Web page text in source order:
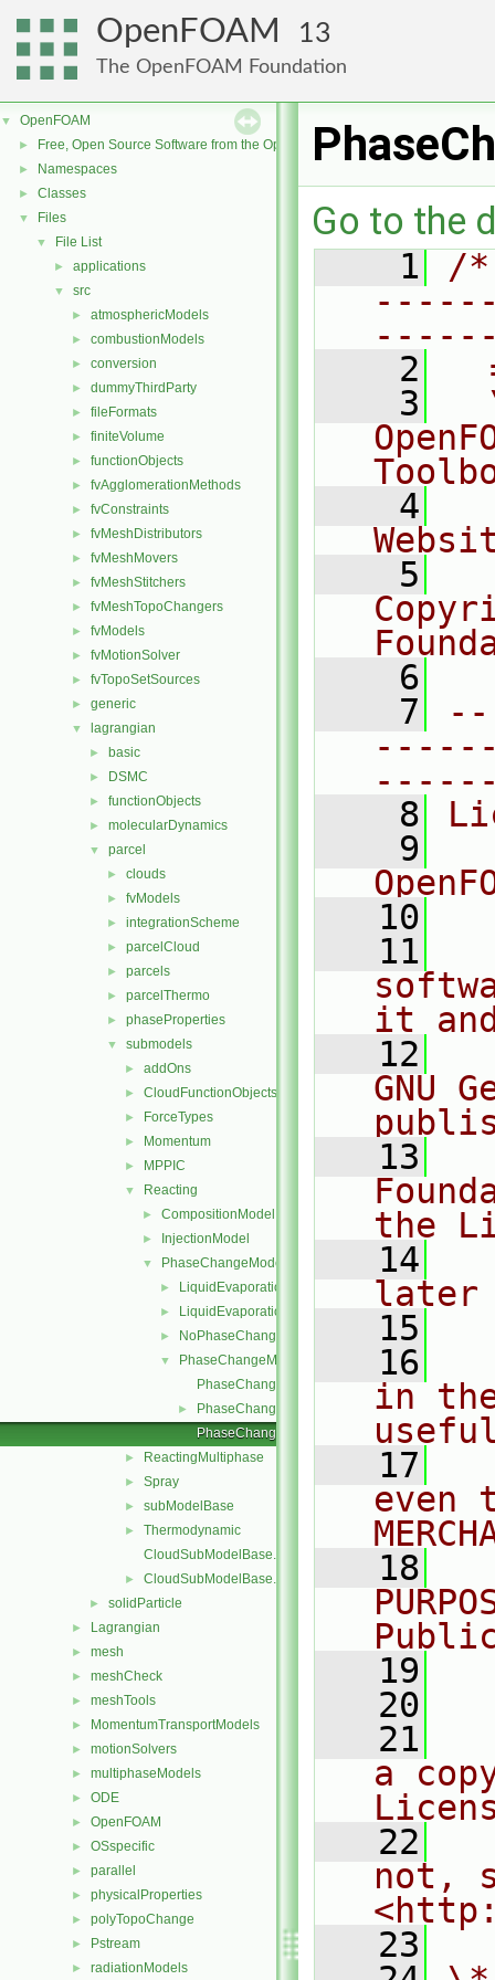
OpenFOAM 13
The OpenFOAM Foundation
▼ OpenFOAM
► Free, Open Source Software from the OpenFOAM Foundation
► Namespaces
► Classes
▼ Files
▼ File List
► applications
▼ src
► atmosphericModels
► combustionModels
► conversion
► dummyThirdParty
► fileFormats
► finiteVolume
► functionObjects
► fvAgglomerationMethods
► fvConstraints
► fvMeshDistributors
► fvMeshMovers
► fvMeshStitchers
► fvMeshTopoChangers
► fvModels
► fvMotionSolver
► fvTopoSetSources
► generic
▼ lagrangian
► basic
► DSMC
► functionObjects
► molecularDynamics
▼ parcel
► clouds
► fvModels
► integrationScheme
► parcelCloud
► parcels
► parcelThermo
► phaseProperties
▼ submodels
► addOns
► CloudFunctionObjects
► ForceTypes
► Momentum
► MPPIC
▼ Reacting
► CompositionModel
► InjectionModel
▼ PhaseChangeModel
► LiquidEvaporation
► LiquidEvaporationBoil
► NoPhaseChange
▼
PhaseChangeModel
PhaseChangeModel.C
►
PhaseChangeModel.H
PhaseChangeModelNew.C
► ReactingMultiphase
► Spray
► subModelBase
►
Thermodynamic
CloudSubModelBase.C
► CloudSubModelBase.H
► solidParticle
► Lagrangian
► mesh
► meshCheck
► meshTools
► MomentumTransportModels
► motionSolvers
► multiphaseModels
► ODE
► OpenFOAM
► OSspecific
► parallel
► physicalProperties
► polyTopoChange
► Pstream
► radiationModels
Go to the
    1
/
    2
    3
    4
    5
    6
    7
    8
    9
   10
   11
it
   12
GNU
   13
the
   14
later
   15
   16
in
   17
even
   18
   19
   20
   21
a
   22
not,
   23